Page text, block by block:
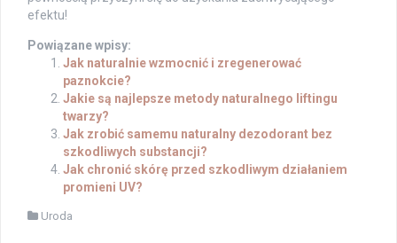
efektu!
Powiązane wpisy:
Jak naturalnie wzmocnić i zregenerować
paznokcie?
Jakie są najlepsze metody naturalnego liftingu
twarzy?
Jak zrobić samemu naturalny dezodorant bez
szkodliwych substancji?
Jak chronić skórę przed szkodliwym działaniem
promieni UV?
Uroda